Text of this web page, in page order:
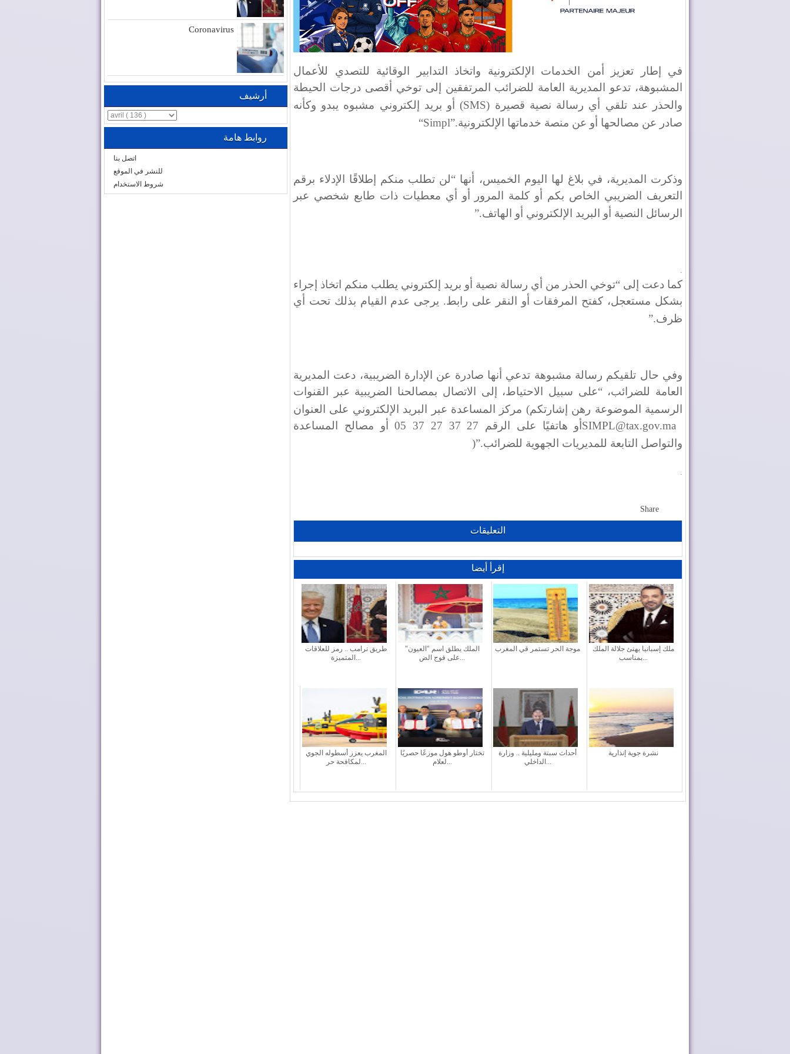
في إطار تعزيز أمن الخدمات الإلكترونية واتخاذ التدابير الوقائية للتصدي للأعمال
المشبوهة، تدعو المديرية العامة للضرائب المرتفقين إلى توخي أقصى درجات الحيطة
والحذر عند تلقي أي رسالة نصية قصيرة (SMS)
أو بريد إلكتروني مشبوه يبدو وكأنه
صادر عن مصالحها أو عن منصة خدماتها الإلكترونية“Simpl”.
وذكرت المديرية، في بلاغ لها اليوم الخميس، أنها “لن تطلب منكم إطلاقًا الإدلاء برقم
التعريف الضريبي الخاص بكم أو كلمة المرور أو أي معطيات ذات طابع شخصي عبر
الرسائل النصية أو البريد الإلكتروني أو الهاتف”.
.
كما دعت إلى “توخي الحذر من أي رسالة نصية أو بريد إلكتروني يطلب منكم اتخاذ إجراء
بشكل مستعجل، كفتح المرفقات أو النقر على رابط. يرجى عدم القيام بذلك تحت أي
ظرف”.
وفي حال تلقيكم رسالة مشبوهة تدعي أنها صادرة عن الإدارة الضريبية، دعت المديرية
العامة للضرائب، “على سبيل الاحتياط، إلى الاتصال بمصالحنا الضريبية عبر القنوات
الرسمية الموضوعة رهن إشارتكم( مركز المساعدة عبر البريد الإلكتروني على العنوان
SIMPL@tax.gov.ma
أو هاتفيًا على الرقم 27 37 27 37 05 أو مصالح المساعدة
والتواصل التابعة للمديريات الجهوية للضرائب)”.
.
Share
التعليقات
إقرأ أيضا
طريق ترامب .. رمز للعلاقات
المتميزة...
الملك يطلق اسم "العيون"
على فوج الض...
موجة الحر تستمر في المغرب
ملك إسبانيا يهنئ جلالة الملك
بمناسب...
المغرب يعزز أسطوله الجوي
لمكافحة حر...
تختار أوطو هول موزعًا حصريًا
لعلام...
أحداث سبتة ومليلية .. وزارة
الداخلي...
نشرة جوية إنذارية
Coronavirus
أرشيف
روابط هامة
اتصل بنا
للنشر في الموقع
شروط الاستخدام